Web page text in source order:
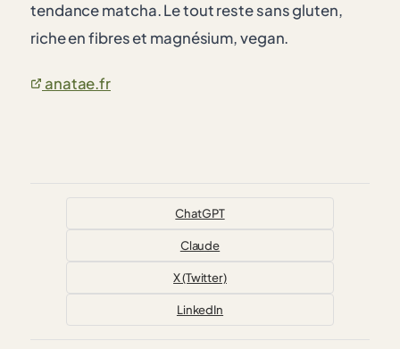
tendance matcha. Le tout reste sans gluten,
riche en fibres et magnésium, vegan.
anatae.fr
ChatGPT
Claude
X (Twitter)
LinkedIn